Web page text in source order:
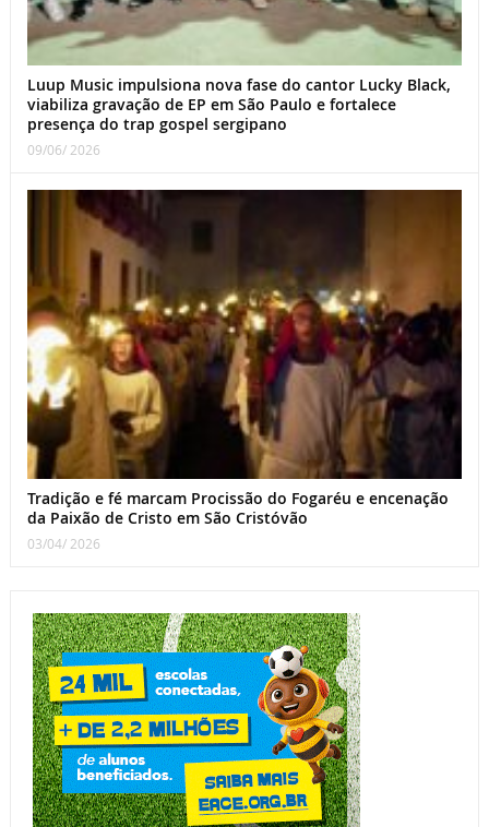
Luup Music impulsiona nova fase do cantor Lucky Black,
viabiliza gravação de EP em São Paulo e fortalece
presença do trap gospel sergipano
09/06/ 2026
Tradição e fé marcam Procissão do Fogaréu e encenação
da Paixão de Cristo em São Cristóvão
03/04/ 2026